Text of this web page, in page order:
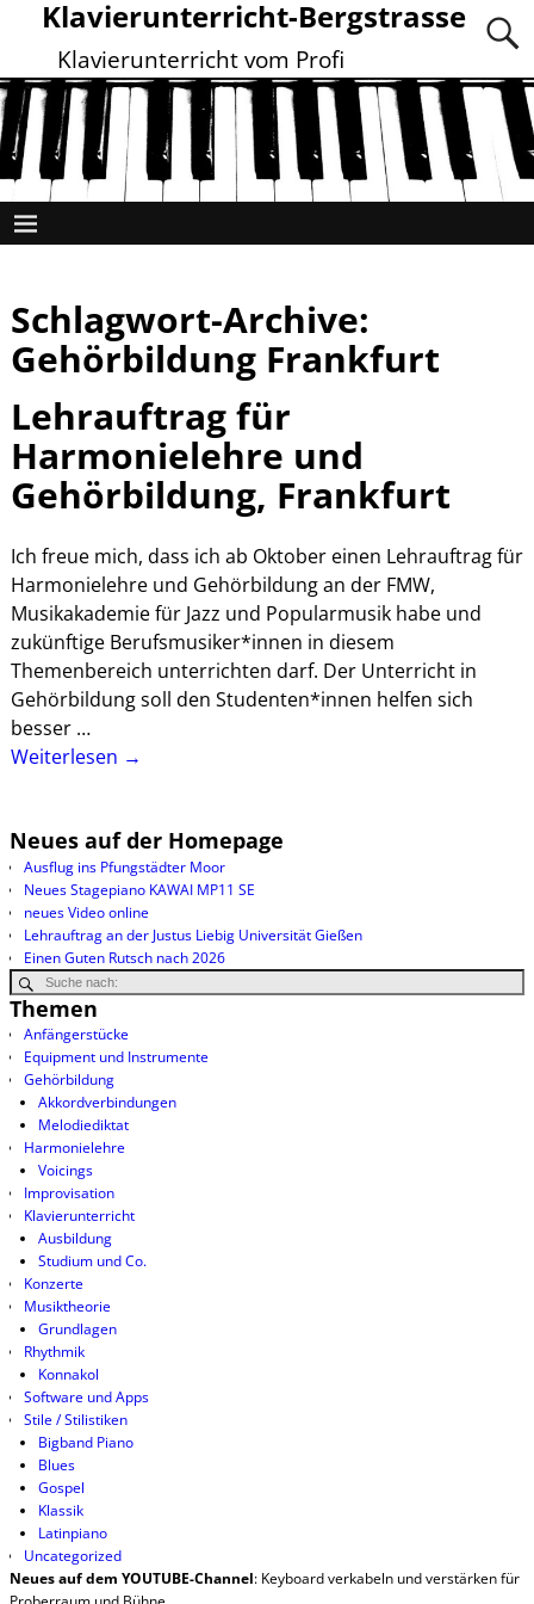
Klavierunterricht-Bergstrasse
Klavierunterricht vom Profi
Schlagwort-Archive:
Gehörbildung Frankfurt
Lehrauftrag für
Harmonielehre und
Gehörbildung, Frankfurt
Ich freue mich, dass ich ab Oktober einen Lehrauftrag für
Harmonielehre und Gehörbildung an der FMW,
Musikakademie für Jazz und Popularmusik habe und
zukünftige Berufsmusiker*innen in diesem
Themenbereich unterrichten darf. Der Unterricht in
Gehörbildung soll den Studenten*innen helfen sich
besser …
Weiterlesen →
Neues auf der Homepage
Ausflug ins Pfungstädter Moor
Neues Stagepiano KAWAI MP11 SE
neues Video online
Lehrauftrag an der Justus Liebig Universität Gießen
Einen Guten Rutsch nach 2026
Themen
Anfängerstücke
Equipment und Instrumente
Gehörbildung
Akkordverbindungen
Melodiediktat
Harmonielehre
Voicings
Improvisation
Klavierunterricht
Ausbildung
Studium und Co.
Konzerte
Musiktheorie
Grundlagen
Rhythmik
Konnakol
Software und Apps
Stile / Stilistiken
Bigband Piano
Blues
Gospel
Klassik
Latinpiano
Uncategorized
Neues auf dem YOUTUBE-Channel: Keyboard verkabeln und verstärken für